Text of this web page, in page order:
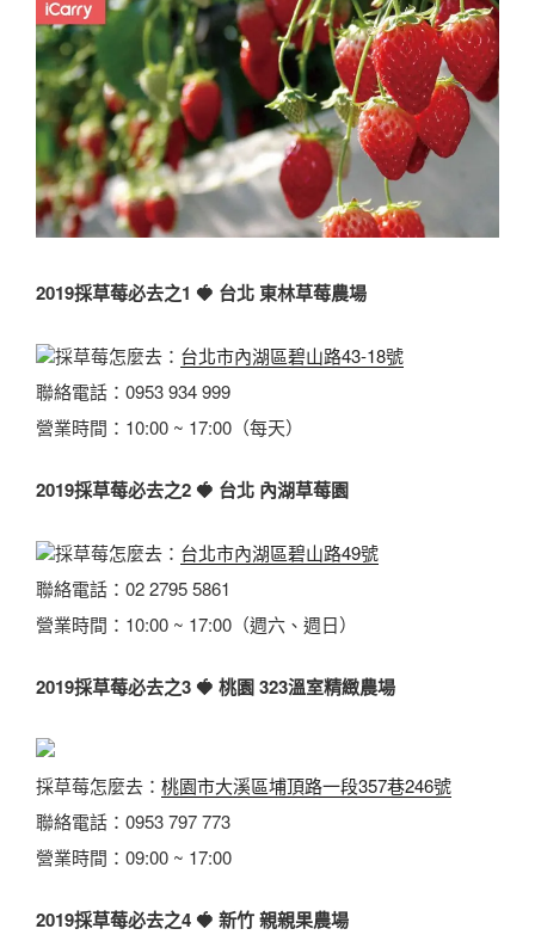
2019採草莓必去之1 🍓 台北 東林草莓農場
採草莓怎麼去： 台北市內湖區碧山路43-18號
聯絡電話：0953 934 999
營業時間：10:00 ~ 17:00（每天）
2019採草莓必去之2 🍓 台北 內湖草莓園
採草莓怎麼去： 台北市內湖區碧山路49號
聯絡電話： 02 2795 5861
營業時間：10:00 ~ 17:00（週六、週日）
2019採草莓必去之3 🍓 桃園 323溫室精緻農場
採草莓怎麼去： 桃園市大溪區埔頂路一段357巷246號
聯絡電話： 0953 797 773
營業時間：09:00 ~ 17:00
2019採草莓必去之4 🍓 新竹 親親果農場